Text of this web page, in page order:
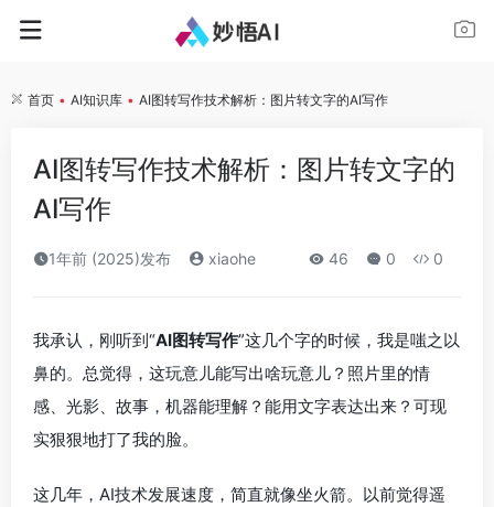
首页 • AI知识库 • AI图转写作技术解析：图片转文字的AI写作
AI图转写作技术解析：图片转文字的
AI写作
1年前 (2025)发布 xiaohe 46 0 0
我承认，刚听到“AI图转写作”这几个字的时候，我是嗤之以
鼻的。总觉得，这玩意儿能写出啥玩意儿？照片里的情
感、光影、故事，机器能理解？能用文字表达出来？可现
实狠狠地打了我的脸。
这几年，AI技术发展速度，简直就像坐火箭。以前觉得遥